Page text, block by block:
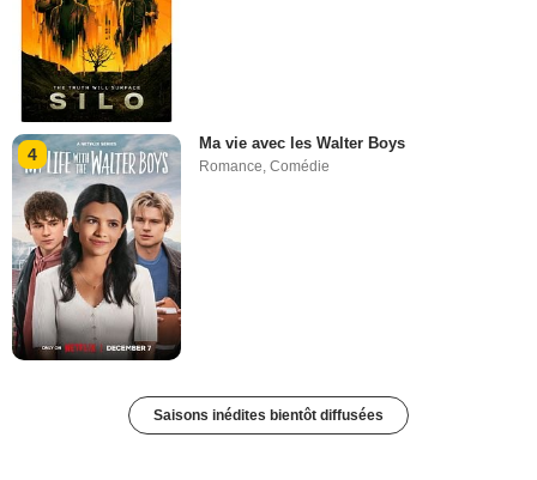
4
Ma vie avec les Walter Boys
Romance,Comédie
Saisons inédites bientôt diffusées